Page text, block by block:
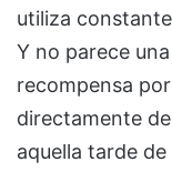
utiliza
Y no parece
recompensa
directamente
aquella tarde